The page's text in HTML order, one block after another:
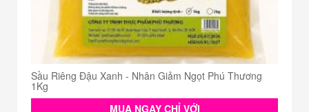
Sầu Riêng Đậu Xanh - Nhân Giảm Ngọt Phú Thương
1Kg
MUA NGAY CHỈ VỚI